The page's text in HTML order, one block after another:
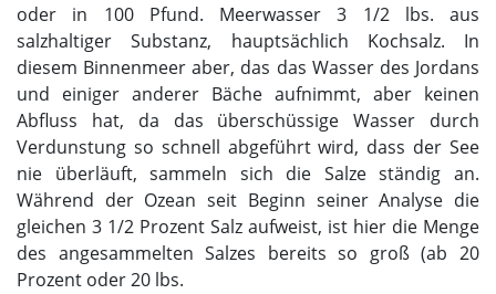
oder in 100 Pfund. Meerwasser 3 1/2 lbs. aus
salzhaltiger Substanz, hauptsächlich Kochsalz. In
diesem Binnenmeer aber, das das Wasser des Jordans
und einiger anderer Bäche aufnimmt, aber keinen
Abfluss hat, da das überschüssige Wasser durch
Verdunstung so schnell abgeführt wird, dass der See
nie überläuft, sammeln sich die Salze ständig an.
Während der Ozean seit Beginn seiner Analyse die
gleichen 3 1/2 Prozent Salz aufweist, ist hier die Menge
des angesammelten Salzes bereits so groß (ab 20
Prozent oder 20 lbs.